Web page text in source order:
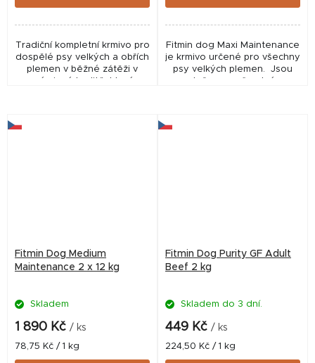
Tradiční kompletní krmivo pro
dospělé psy velkých a obřích
plemen v běžné zátěži v
Fitmin dog Maxi Maintenance
je krmivo určené pro všechny
psy velkých plemen. Jsou
Fitmin Dog Medium
Maintenance 2 x 12 kg
Skladem
1 890 Kč / ks
Měrná
cena:
78,75 Kč / 1 kg
Fitmin Dog Purity GF Adult
Beef 2 kg
Skladem do 3 dní.
449 Kč / ks
Měrná
cena:
224,50 Kč / 1 kg